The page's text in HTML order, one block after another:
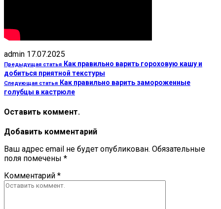
admin 17.07.2025
Предыдущая статья Как правильно варить гороховую кашу и
добиться приятной текстуры
Следующая статья Как правильно варить замороженные
голубцы в кастрюле
Оставить коммент.
Добавить комментарий
Ваш адрес email не будет опубликован. Обязательные
поля помечены *
Комментарий *